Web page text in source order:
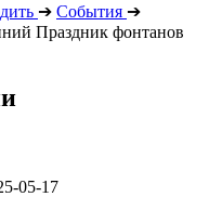
➔ События ➔
Праздник фонтанов
05-17